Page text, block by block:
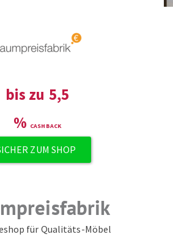
bis zu 5,5
%
ZUM SHOP
für Qualitäts-Möbel